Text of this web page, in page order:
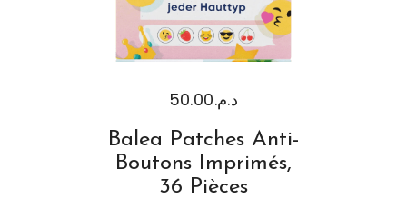
د.م.50.00
Balea Patches Anti-
Boutons Imprimés,
36 Pièces